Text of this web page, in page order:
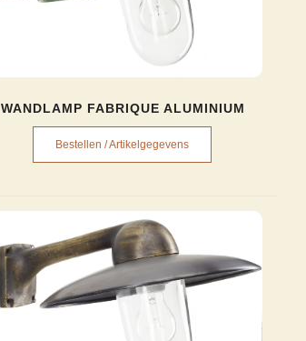
WANDLAMP FABRIQUE ALUMINIUM
Bestellen / Artikelgegevens